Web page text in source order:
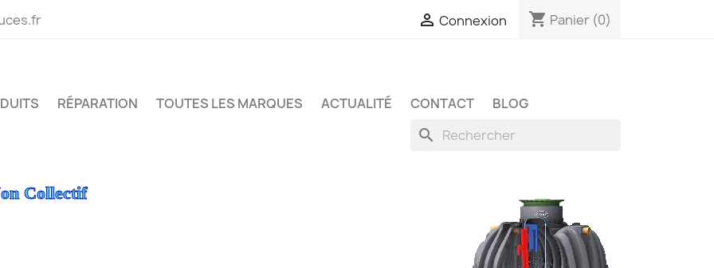
 Connexion shopping_cart Panier (0)
RÉPARATION TOUTES LES MARQUES ACTUALITÉ CONTACT BLOG
search
Collectif